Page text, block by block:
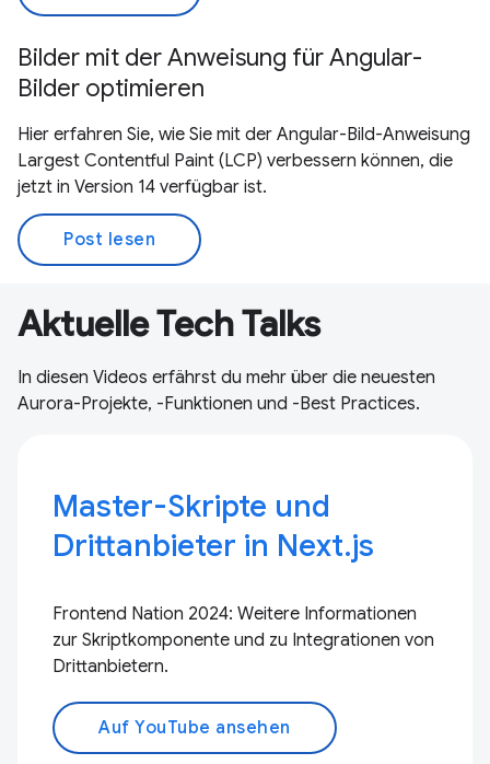
Bilder mit der Anweisung für Angular-
Bilder optimieren
Hier erfahren Sie, wie Sie mit der Angular-Bild-Anweisung
Largest Contentful Paint (LCP) verbessern können, die
jetzt in Version 14 verfügbar ist.
Post lesen
Aktuelle Tech Talks
In diesen Videos erfährst du mehr über die neuesten
Aurora-Projekte, -Funktionen und -Best Practices.
Master-Skripte und
Drittanbieter in Next.js
Frontend Nation 2024: Weitere Informationen
zur Skriptkomponente und zu Integrationen von
Drittanbietern.
Auf YouTube ansehen